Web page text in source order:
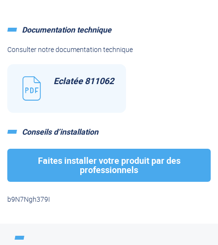
Documentation technique
Consulter notre documentation technique
Eclatée 811062
Conseils d’installation
Faites installer votre produit par des
professionnels
b9N7Ngh379I